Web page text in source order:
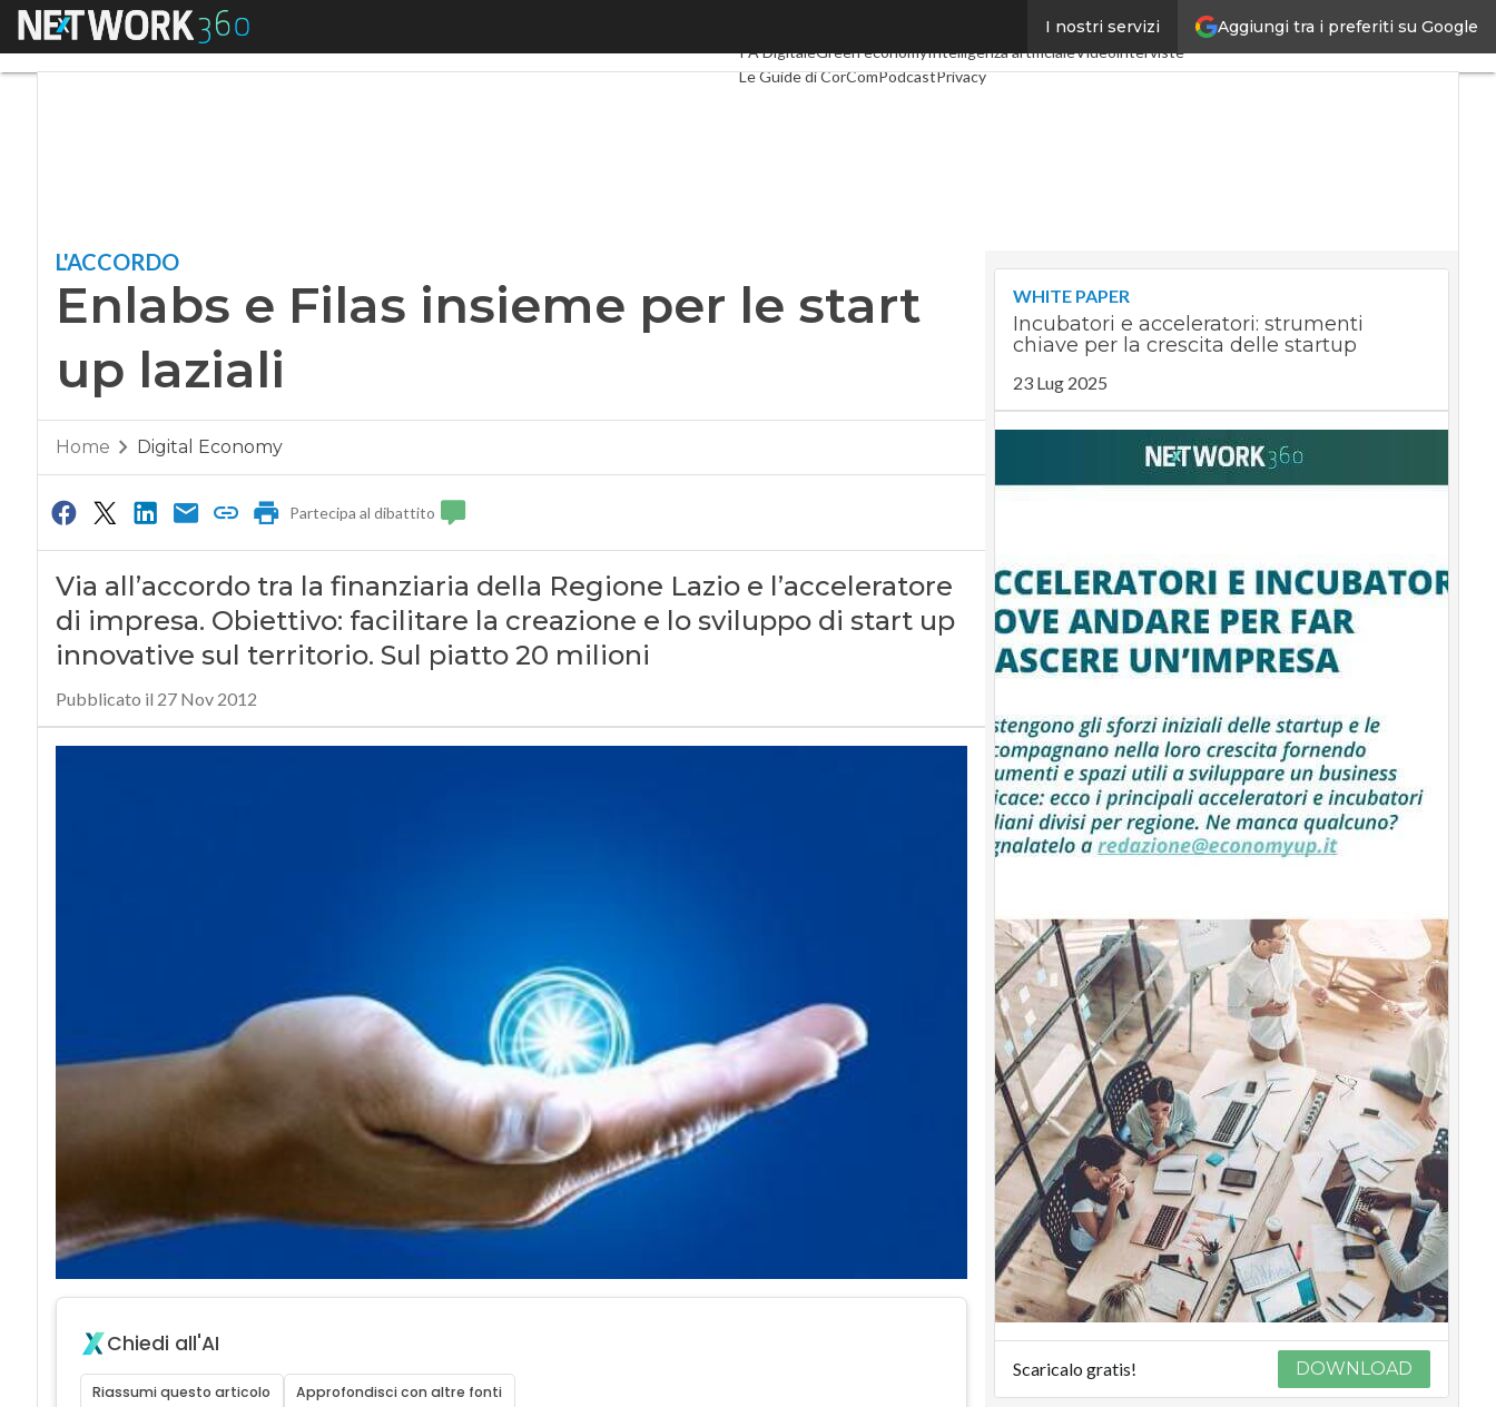
Aggiungi tra i preferiti su Google
I nostri servizi
Menu Industria 4.0SpacEconomy
PA DigitaleGreen economyIntelligenza artificialeVideointerviste
Le Guide di CorComPodcastPrivacy
L'ACCORDO
Enlabs e Filas insieme per le start
up laziali
Home Digital Economy
Partecipa al dibattito
Via all’accordo tra la finanziaria della Regione Lazio e l’acceleratore
di impresa. Obiettivo: facilitare la creazione e lo sviluppo di start up
innovative sul territorio. Sul piatto 20 milioni
Pubblicato il 27 Nov 2012
Chiedi all'AI
Riassumi questo articolo Approfondisci con altre fonti
WHITE PAPER
Incubatori e acceleratori: strumenti
chiave per la crescita delle startup
23 Lug 2025
Scaricalo gratis! DOWNLOAD